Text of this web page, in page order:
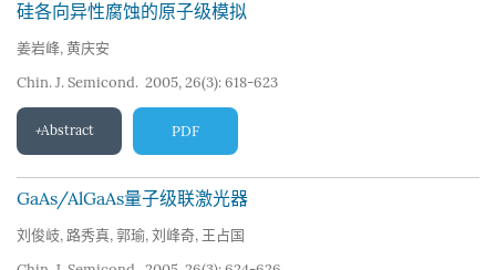
硅各向异性腐蚀的原子级模拟
姜岩峰, 黄庆安
Chin. J. Semicond. 2005, 26(3): 618-623
Abstract PDF
GaAs/AlGaAs量子级联激光器
刘俊岐, 路秀真, 郭瑜, 刘峰奇, 王占国